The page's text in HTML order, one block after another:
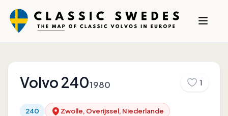
Volvo 2401980 1
240 Zwolle, Overijssel, Niederlande